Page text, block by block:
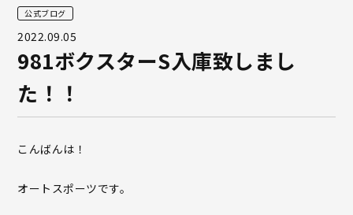
公式ブログ
2022.09.05
981ボクスターS入庫致しまし
た！！
こんばんは！
オートスポーツです。